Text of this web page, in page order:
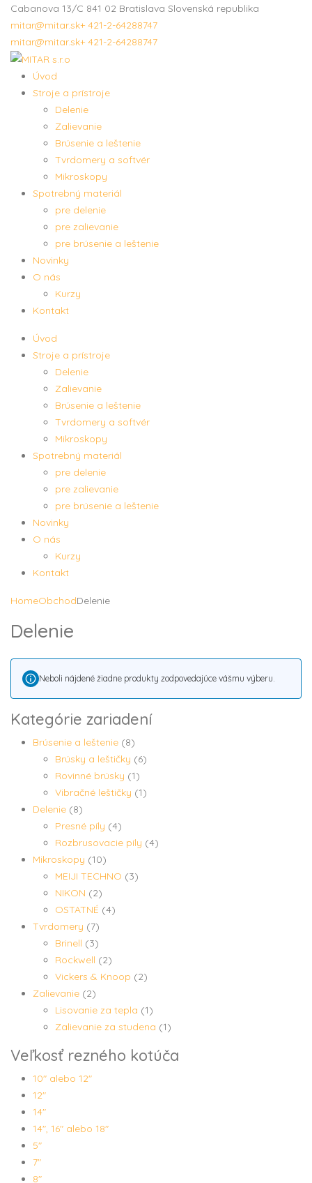
Cabanova 13/C 841 02 Bratislava Slovenská republika
mitar@mitar.sk+ 421-2-64288747
mitar@mitar.sk+ 421-2-64288747
Úvod
Stroje a prístroje
Delenie
Zalievanie
Brúsenie a leštenie
Tvrdomery a softvér
Mikroskopy
Spotrebný materiál
pre delenie
pre zalievanie
pre brúsenie a leštenie
Novinky
O nás
Kurzy
Kontakt
Úvod
Stroje a prístroje
Delenie
Zalievanie
Brúsenie a leštenie
Tvrdomery a softvér
Mikroskopy
Spotrebný materiál
pre delenie
pre zalievanie
pre brúsenie a leštenie
Novinky
O nás
Kurzy
Kontakt
HomeObchodDelenie
Delenie
Neboli nájdené žiadne produkty zodpovedajúce vášmu výberu.
Kategórie zariadení
Brúsenie a leštenie (8)
Brúsky a leštičky (6)
Rovinné brúsky (1)
Vibračné leštičky (1)
Delenie (8)
Presné píly (4)
Rozbrusovacie píly (4)
Mikroskopy (10)
MEIJI TECHNO (3)
NIKON (2)
OSTATNÉ (4)
Tvrdomery (7)
Brinell (3)
Rockwell (2)
Vickers & Knoop (2)
Zalievanie (2)
Lisovanie za tepla (1)
Zalievanie za studena (1)
Veľkosť rezného kotúča
10" alebo 12"
12"
14"
14", 16" alebo 18"
5"
7"
8"